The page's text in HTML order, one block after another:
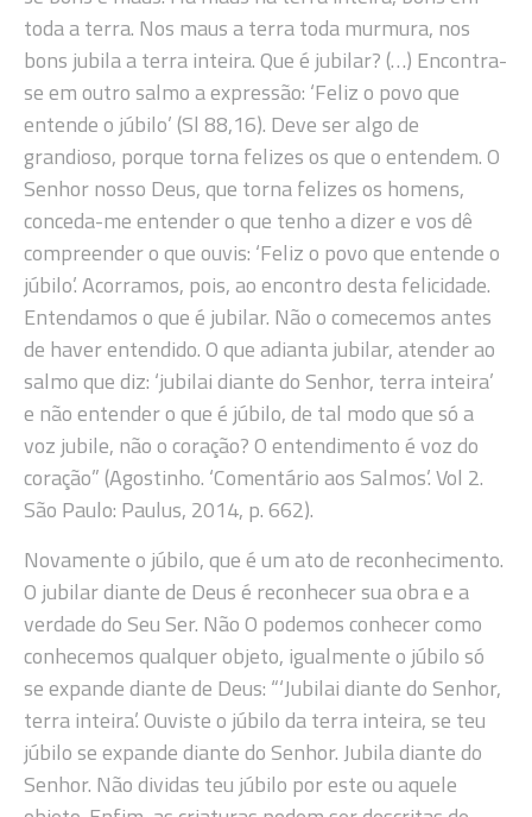
toda a terra. Nos maus a terra toda murmura, nos
bons jubila a terra inteira. Que é jubilar? (…) Encontra-
se em outro salmo a expressão: ‘Feliz o povo que
entende o júbilo’ (Sl 88,16). Deve ser algo de
grandioso, porque torna felizes os que o entendem. O
Senhor nosso Deus, que torna felizes os homens,
conceda-me entender o que tenho a dizer e vos dê
compreender o que ouvis: ‘Feliz o povo que entende o
júbilo’. Acorramos, pois, ao encontro desta felicidade.
Entendamos o que é jubilar. Não o comecemos antes
de haver entendido. O que adianta jubilar, atender ao
salmo que diz: ‘jubilai diante do Senhor, terra inteira’
e não entender o que é júbilo, de tal modo que só a
voz jubile, não o coração? O entendimento é voz do
coração” (Agostinho. ‘Comentário aos Salmos’. Vol 2.
São Paulo: Paulus, 2014, p. 662).
Novamente o júbilo, que é um ato de reconhecimento.
O jubilar diante de Deus é reconhecer sua obra e a
verdade do Seu Ser. Não O podemos conhecer como
conhecemos qualquer objeto, igualmente o júbilo só
se expande diante de Deus: “‘Jubilai diante do Senhor,
terra inteira’. Ouviste o júbilo da terra inteira, se teu
júbilo se expande diante do Senhor. Jubila diante do
Senhor. Não dividas teu júbilo por este ou aquele